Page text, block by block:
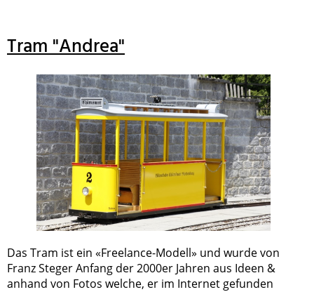
Tram "Andrea"
Das Tram ist ein «Freelance-Modell» und wurde von
Franz Steger Anfang der 2000er Jahren aus Ideen &
anhand von Fotos welche, er im Internet gefunden